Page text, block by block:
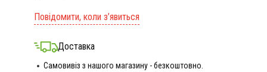
Повідомити, коли з’явиться
Доставка
Самовивіз з нашого магазину - безкоштовно.